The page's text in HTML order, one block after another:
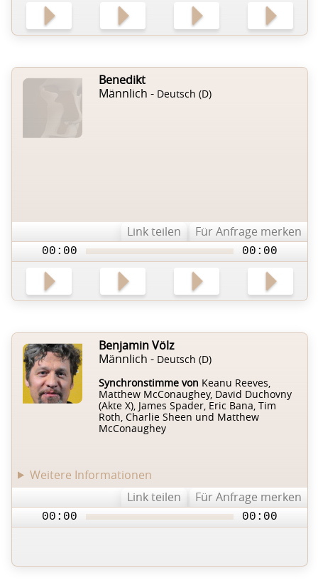
Benedikt
Männlich - Deutsch (D)
Link teilen Für Anfrage merken
00:00 00:00
Benjamin Völz
Männlich - Deutsch (D)
Synchronstimme von Keanu Reeves,
Matthew McConaughey, David Duchovny
(Akte X), James Spader, Eric Bana, Tim
Roth, Charlie Sheen und Matthew
McConaughey
Weitere Informationen
Link teilen
Für Anfrage merken
00:00 00:00